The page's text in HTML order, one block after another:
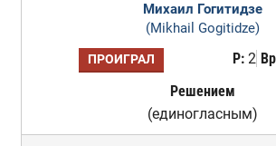
Михаил Гогитидзе
(Mikhail Gogitidze)
ПРОИГРАЛ Р:2
Решением
(единогласным)